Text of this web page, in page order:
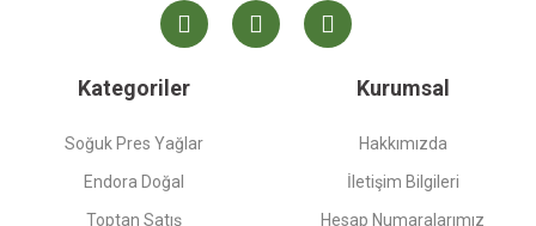
Kategoriler
Soğuk Pres Yağlar
Endora Doğal
Toptan Satış
Kurumsal
Hakkımızda
İletişim Bilgileri
Hesap Numaralarımız